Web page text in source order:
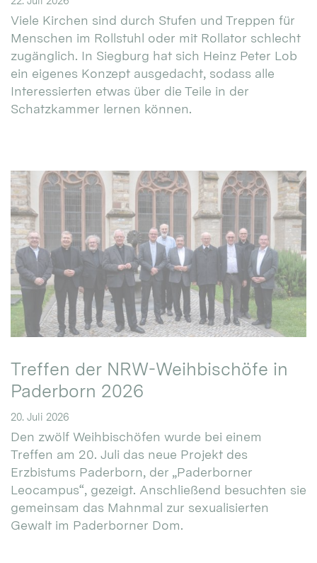
Viele Kirchen sind durch Stufen und Treppen für
Menschen im Rollstuhl oder mit Rollator schlecht
zugänglich. In Siegburg hat sich Heinz Peter Lob
ein eigenes Konzept ausgedacht, sodass alle
Interessierten etwas über die Teile in der
Schatzkammer lernen können.
Treffen der NRW-Weihbischöfe in
Paderborn 2026
20. Juli 2026
Den zwölf Weihbischöfen wurde bei einem
Treffen am 20. Juli das neue Projekt des
Erzbistums Paderborn, der „Paderborner
Leocampus“, gezeigt. Anschließend besuchten sie
gemeinsam das Mahnmal zur sexualisierten
Gewalt im Paderborner Dom.